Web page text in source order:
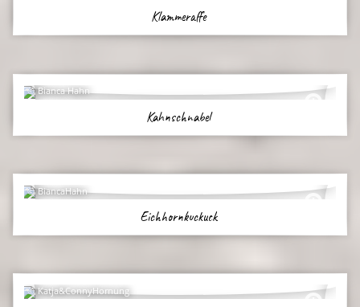
Klammeraffe
Bianca Hahn
Kahnschnabel
BiancaHahn
Eichhornkuckuck
Katja&ConnyHornung